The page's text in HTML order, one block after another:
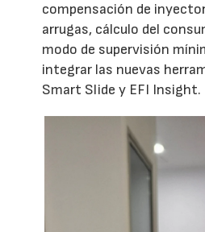
compensación de
arrugas, cálculo del
modo de supervisión
integrar las nuevas
Smart Slide y EFI Insight.